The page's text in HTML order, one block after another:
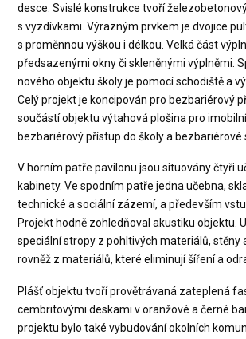
desce. Svislé konstrukce tvoří
s vyzdívkami. Výrazným prvkem je dvojice
s proměnnou výškou i délkou. Velká část
předsazenými okny či skleněnými výplněmi.
nového objektu školy je pomocí schodiště a
Celý projekt je koncipován pro bezbariérový
součástí objektu výtahová plošina pro
bezbariérový přístup do školy a bezbariérové
V horním patře pavilonu jsou situovány čtyři
kabinety. Ve spodním patře jedna učebna,
technické a sociální zázemí, a především
Projekt hodně zohledňoval akustiku objektu.
speciální stropy z pohltivých materiálů, stěny
rovněž z materiálů, které eliminují šíření a
Plášť objektu tvoří provětrávaná zateplená
cembritovými deskami v oranžové a černé
projektu bylo také vybudování okolních